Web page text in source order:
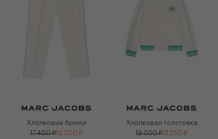
Хлопковые брюки
17 400 ₽12 200 ₽
Хлопковая толстовка
19 050 ₽13 350 ₽